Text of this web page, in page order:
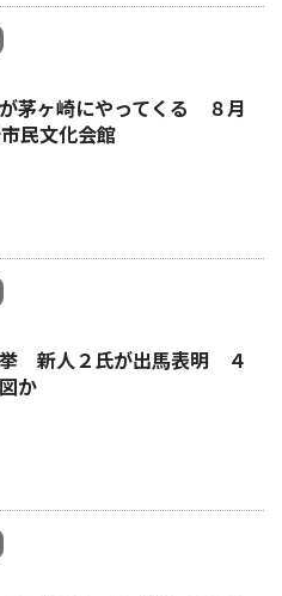
茅ヶ崎にやってくる ８月
民文化会館
挙 新人２氏が出馬表明 ４
か